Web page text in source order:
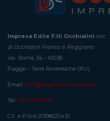
Impresa Edile F.lli Occhialini snc
di Occhialini Franco e Reggiano
Vai Roma, 1/a – 61038
Piagge – Terre Roveresche (PU)
Email: info@impresaocchialini.it
Tel: 0721 890176
C.F. e P.IVA 01398020410